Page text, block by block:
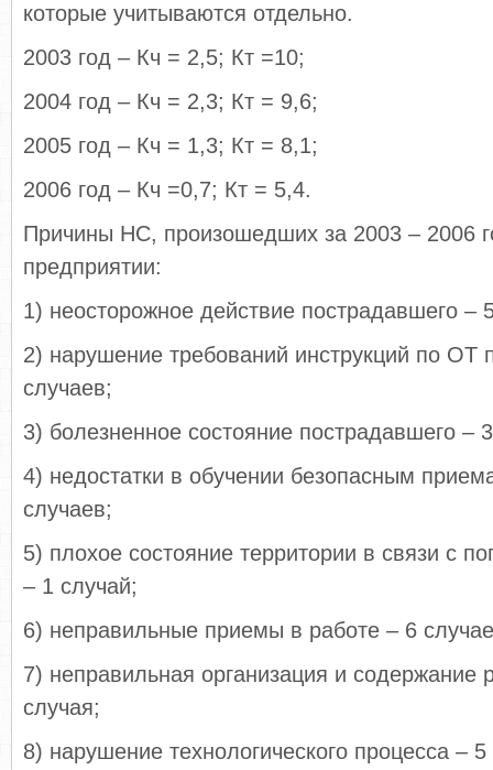
которые учитываются отдельно.
2003 год – Кч = 2,5; Кт =10;
2004 год – Кч = 2,3; Кт = 9,6;
2005 год – Кч = 1,3; Кт = 8,1;
2006 год – Кч =0,7; Кт = 5,4.
Причины НС, произошедших за 2003 – 2006
предприятии:
1) неосторожное действие пострадавшего –
2) нарушение требований инструкций по ОТ
случаев;
3) болезненное состояние пострадавшего –
4) недостатки в обучении безопасным
случаев;
5) плохое состояние территории в связи с
– 1 случай;
6) неправильные приемы в работе – 6
7) неправильная организация и содержание
случая;
8) нарушение технологического процесса –